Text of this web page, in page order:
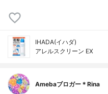
IHADA(イハダ)
アレルスクリーン EX
Amebaブロガー＊Rina